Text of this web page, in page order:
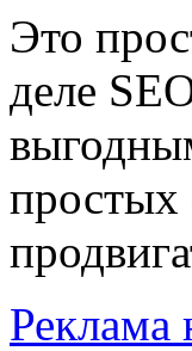
Это
деле
простых
Реклама